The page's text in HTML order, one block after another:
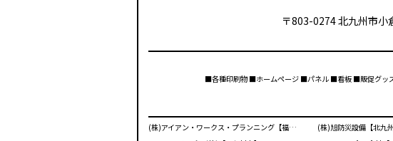
〒803-0274 北九州市
■各種印刷物 ■ホームページ ■パネル ■看板 ■販促グッ
(株)アイアン・ワークス・プランニング【福岡市】 (株)旭防災設備【北九州